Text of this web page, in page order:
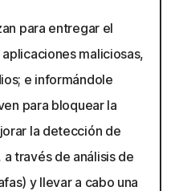
para entregar el
maliciosas,
e informándole
para bloquear la
la detección de
través de análisis de
y llevar a cabo una